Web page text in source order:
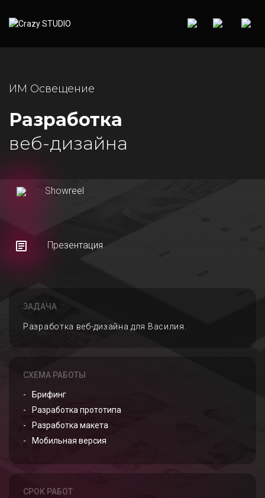
ИМ Освещение
Разработка
веб-дизайна
Showreel
Презентация
ЗАДАЧА
Разработка веб-дизайна для Василия.
СХЕМА РАБОТЫ
Брифинг
Разработка прототипа
Разработка макета
Мобильная версия
СРОК РАБОТ